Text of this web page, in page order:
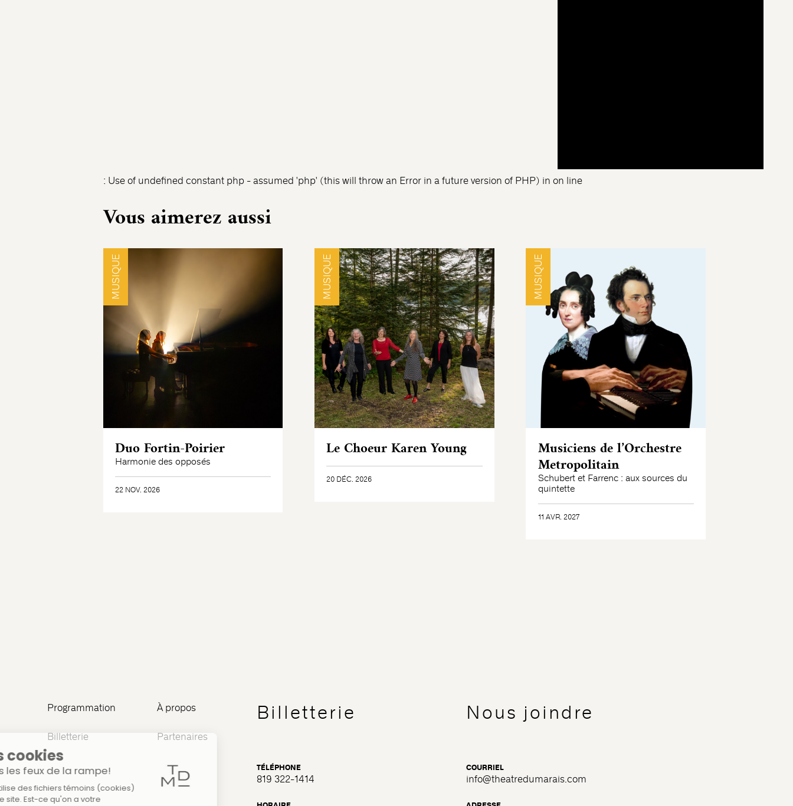
: Use of undefined constant php - assumed 'php' (this will throw an Error in a future version of PHP) in on line
Vous aimerez aussi
MUSIQUE
Duo Fortin-Poirier
Harmonie des opposés
22 NOV. 2026
MUSIQUE
Le Choeur Karen Young
20 DÉC. 2026
MUSIQUE
Musiciens de l’Orchestre
Metropolitain
Schubert et Farrenc : aux sources du
quintette
11 AVR. 2027
Programmation
Billetterie
À propos
Partenaires
Billetterie
TÉLÉPHONE
819 322-1414
Nous joindre
COURRIEL
info@theatredumarais.com